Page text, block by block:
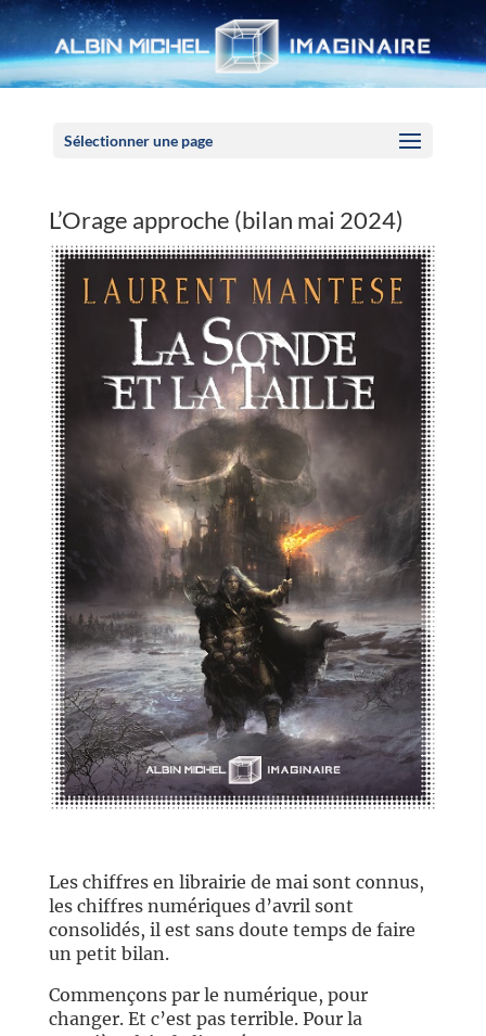
Sélectionner une page
L’Orage approche (bilan mai 2024)
Les chiffres en librairie de mai sont connus,
les chiffres numériques d’avril sont
consolidés, il est sans doute temps de faire
un petit bilan.
Commençons par le numérique, pour
changer. Et c’est pas terrible. Pour la
Panneau de gestion des cookies